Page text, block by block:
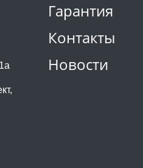
Гарантия
Контакты
Новости